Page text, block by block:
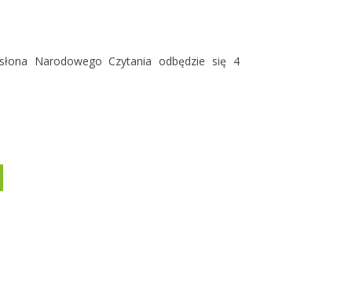
Narodowego Czytania odbędzie się 4